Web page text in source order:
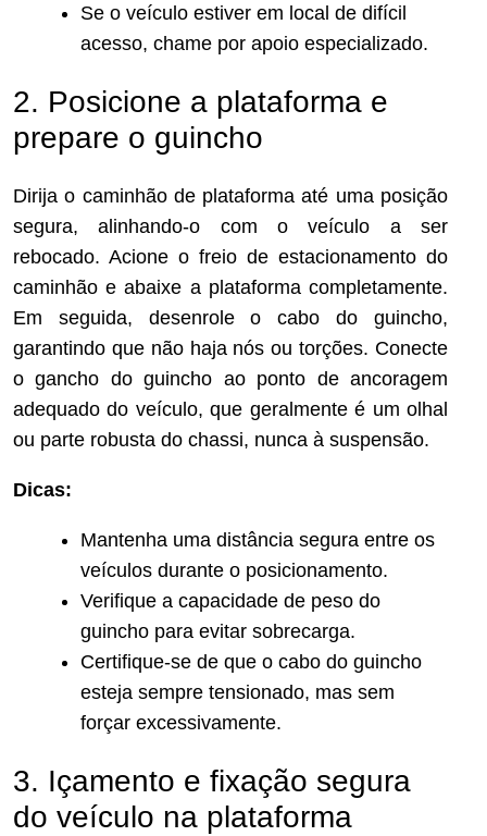
Se o veículo estiver em local de difícil
acesso, chame por apoio especializado.
2. Posicione a plataforma e
prepare o guincho
Dirija o caminhão de plataforma até uma posição
segura, alinhando-o com o veículo a ser
rebocado. Acione o freio de estacionamento do
caminhão e abaixe a plataforma completamente.
Em seguida, desenrole o cabo do guincho,
garantindo que não haja nós ou torções. Conecte
o gancho do guincho ao ponto de ancoragem
adequado do veículo, que geralmente é um olhal
ou parte robusta do chassi, nunca à suspensão.
Dicas:
Mantenha uma distância segura entre os
veículos durante o posicionamento.
Verifique a capacidade de peso do
guincho para evitar sobrecarga.
Certifique-se de que o cabo do guincho
esteja sempre tensionado, mas sem
forçar excessivamente.
3. Içamento e fixação segura
do veículo na plataforma